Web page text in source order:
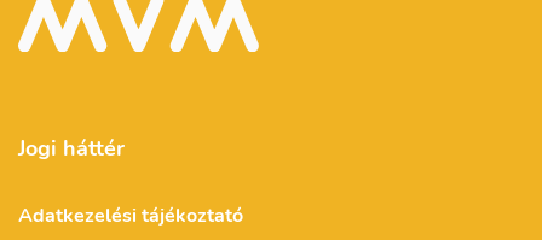
Jogi háttér
Adatkezelési tájékoztató